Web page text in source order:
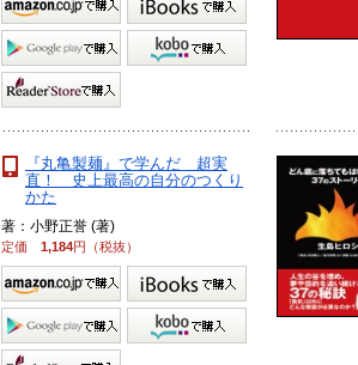
『丸亀製麺』で学んだ 超実
直！ 史上最高の自分のつくり
かた
著：小野正誉 (著)
定価 1,184円（税抜）